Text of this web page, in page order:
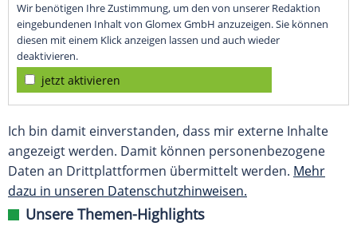
Wir benötigen Ihre Zustimmung, um den von unserer Redaktion
eingebundenen Inhalt von Glomex GmbH anzuzeigen. Sie können
diesen mit einem Klick anzeigen lassen und auch wieder
deaktivieren.
jetzt aktivieren
Ich bin damit einverstanden, dass mir externe Inhalte
angezeigt werden. Damit können personenbezogene
Daten an Drittplattformen übermittelt werden. Mehr
dazu in unseren Datenschutzhinweisen.
Unsere Themen-Highlights